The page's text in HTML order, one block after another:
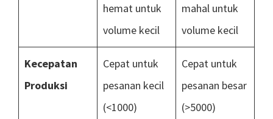
hemat untuk
volume kecil
mahal untuk
volume kecil
Kecepatan
Produksi
Cepat untuk
pesanan kecil
(<1000)
Cepat untuk
pesanan besar
(>5000)